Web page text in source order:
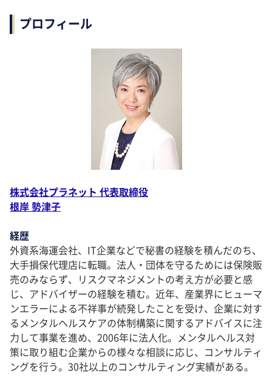
プロフィール
株式会社プラネット 代表取締役
根岸 勢津子
経歴
外資系海運会社、IT企業などで秘書の経験を積んだのち、
大手損保代理店に転職。法人・団体を守るためには保険販
売のみならず、リスクマネジメントの考え方が必要と感
じ、アドバイザーの経験を積む。近年、産業界にヒューマ
ンエラーによる不祥事が続発したことを受け、企業に対す
るメンタルヘルスケアの体制構築に関するアドバイスに注
力して事業を進め、2006年に法人化。メンタルヘルス対
策に取り組む企業からの様々な相談に応じ、コンサルティ
ングを行う。30社以上のコンサルティング実績がある。